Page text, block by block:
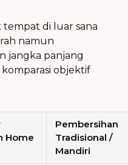
tempat di luar sana
namun
jangka panjang
objektif
Home
Pembersihan
Tradisional /
Mandiri